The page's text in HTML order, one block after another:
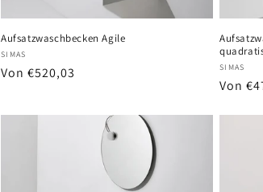
Aufsatzwaschbecken Agile
Anbieter:
SIMAS
Normaler
Von €520,03 Anbieter:
SIMAS
Von